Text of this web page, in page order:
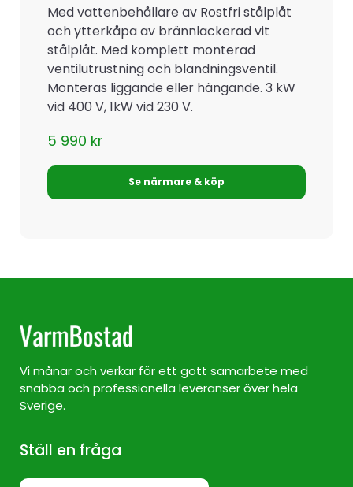
Med vattenbehållare av Rostfri stålplåt
och ytterkåpa av brännlackerad vit
stålplåt. Med komplett monterad
ventilutrustning och blandningsventil.
Monteras liggande eller hängande. 3 kW
vid 400 V, 1kW vid 230 V.
5 990 kr
Se närmare & köp
Vi månar och verkar för ett gott samarbete med
snabba och professionella leveranser över hela
Sverige.
Ställ en fråga